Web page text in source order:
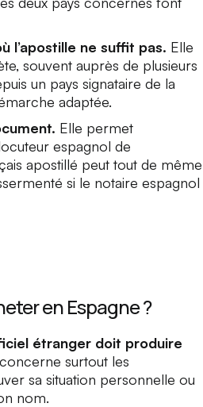
l’apostille ne suffit pas. Elle
souvent auprès de plusieurs
un pays signataire de la
adaptée.
Elle permet
espagnol de
apostillé peut tout de même
si le notaire espagnol
en Espagne ?
étranger doit produire
surtout les
sa situation personnelle ou
nom.